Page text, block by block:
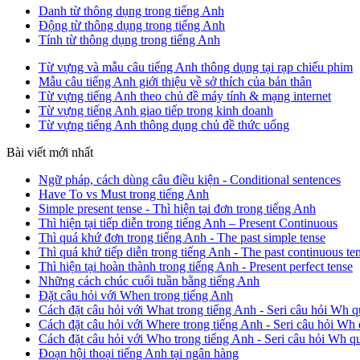
Danh từ thông dụng trong tiếng Anh
Động từ thông dụng trong tiếng Anh
Tính từ thông dụng trong tiếng Anh
Từ vựng và mẫu câu tiếng Anh thông dụng tại rạp chiếu phim
Mẫu câu tiếng Anh giới thiệu về sở thích của bản thân
Từ vựng tiếng Anh theo chủ đề máy tính & mạng internet
Từ vựng tiếng Anh giao tiếp trong kinh doanh
Từ vựng tiếng Anh thông dụng chủ đề thức uống
Bài viết mới nhất
Ngữ pháp, cách dùng câu điều kiện - Conditional sentences
Have To vs Must trong tiếng Anh
Simple present tense - Thì hiện tại đơn trong tiếng Anh
Thì hiện tại tiếp diễn trong tiếng Anh – Present Continuous
Thì quá khứ đơn trong tiếng Anh - The past simple tense
Thì quá khứ tiếp diễn trong tiếng Anh - The past continuous
Thì hiện tại hoàn thành trong tiếng Anh - Present perfect tense
Những cách chúc cuối tuần bằng tiếng Anh
Đặt câu hỏi với When trong tiếng Anh
Cách đặt câu hỏi với What trong tiếng Anh - Seri câu hỏi Wh
Cách đặt câu hỏi với Where trong tiếng Anh - Seri câu hỏi Wh
Cách đặt câu hỏi với Who trong tiếng Anh - Seri câu hỏi Wh
Đoạn hội thoại tiếng Anh tại ngân hàng